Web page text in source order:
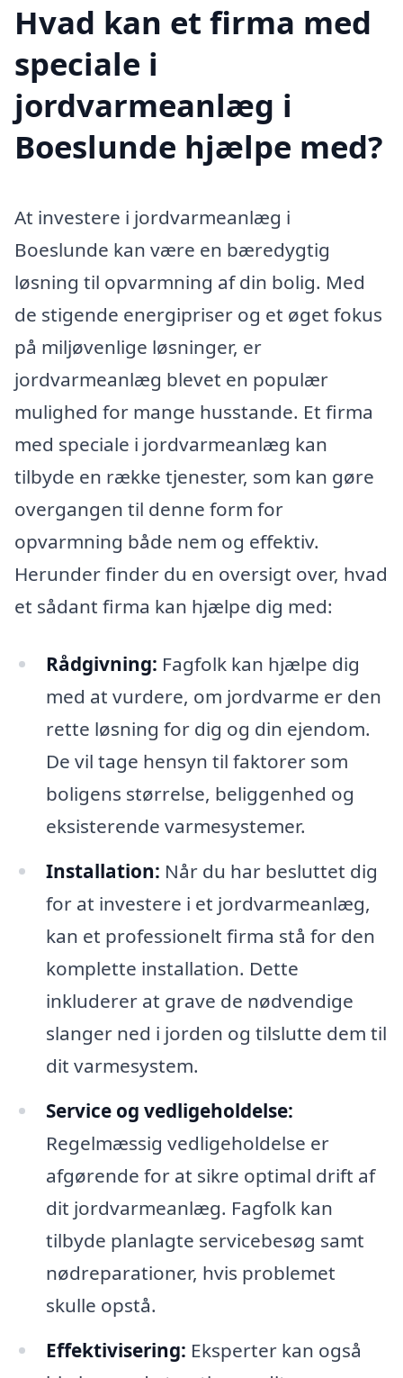
Hvad kan et firma med
speciale i
jordvarmeanlæg i
Boeslunde hjælpe med?
At investere i jordvarmeanlæg i
Boeslunde kan være en bæredygtig
løsning til opvarmning af din bolig. Med
de stigende energipriser og et øget fokus
på miljøvenlige løsninger, er
jordvarmeanlæg blevet en populær
mulighed for mange husstande. Et firma
med speciale i jordvarmeanlæg kan
tilbyde en række tjenester, som kan gøre
overgangen til denne form for
opvarmning både nem og effektiv.
Herunder finder du en oversigt over, hvad
et sådant firma kan hjælpe dig med:
Rådgivning: Fagfolk kan hjælpe dig
med at vurdere, om jordvarme er den
rette løsning for dig og din ejendom.
De vil tage hensyn til faktorer som
boligens størrelse, beliggenhed og
eksisterende varmesystemer.
Installation: Når du har besluttet dig
for at investere i et jordvarmeanlæg,
kan et professionelt firma stå for den
komplette installation. Dette
inkluderer at grave de nødvendige
slanger ned i jorden og tilslutte dem til
dit varmesystem.
Service og vedligeholdelse:
Regelmæssig vedligeholdelse er
afgørende for at sikre optimal drift af
dit jordvarmeanlæg. Fagfolk kan
tilbyde planlagte servicebesøg samt
nødreparationer, hvis problemet
skulle opstå.
Effektivisering: Eksperter kan også